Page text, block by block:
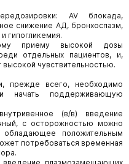
AV блокада,
снижение АД, бронхоспазм,
гипогликемия.
приему высокой дозы
отдельных пациентов, и,
чувствительностью.
прежде всего, необходимо
начать поддерживающую
(в/в) введение
с осторожностью можно
обладающее положительным
потребоваться временная